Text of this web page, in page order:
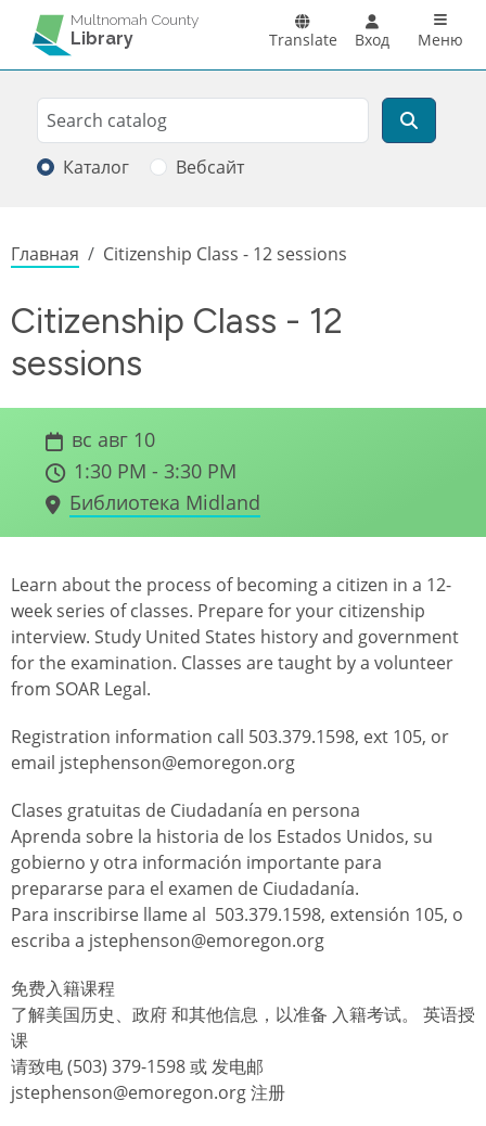
Перейти к основному содержанию
Multnomah County
Library Translate Вход Main
Меню
Search
Поиск
Каталог Вебсайт
Строка навигации
Главная Citizenship Class - 12 sessions
Citizenship Class - 12
sessions
вс авг 10
1:30 PM - 3:30 PM
Библиотека Midland
Learn about the process of becoming a citizen in a 12-
week series of classes. Prepare for your citizenship
interview. Study United States history and government
for the examination. Classes are taught by a volunteer
from SOAR Legal.
Registration information call 503.379.1598, ext 105, or
email jstephenson@emoregon.org
Clases gratuitas de Ciudadanía en persona
Aprenda sobre la historia de los Estados Unidos, su
gobierno y otra información importante para
prepararse para el examen de Ciudadanía.
Para inscribirse llame al 503.379.1598, extensión 105, o
escriba a jstephenson@emoregon.org
免费入籍课程
了解美国历史、政府 和其他信息，以准备 入籍考试。 英语授
课
请致电 (503) 379-1598 或 发电邮
jstephenson@emoregon.org 注册